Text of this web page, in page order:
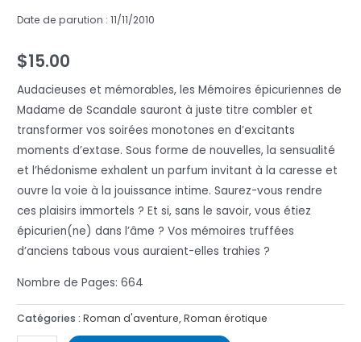
Date de parution : 11/11/2010
$15.00
Audacieuses et mémorables, les Mémoires épicuriennes de
Madame de Scandale sauront à juste titre combler et
transformer vos soirées monotones en d’excitants
moments d’extase. Sous forme de nouvelles, la sensualité
et l’hédonisme exhalent un parfum invitant à la caresse et
ouvre la voie à la jouissance intime. Saurez-vous rendre
ces plaisirs immortels ? Et si, sans le savoir, vous étiez
épicurien(ne) dans l’âme ? Vos mémoires truffées
d’anciens tabous vous auraient-elles trahies ?
Nombre de Pages: 664
Catégories :Roman d'aventure,Roman érotique